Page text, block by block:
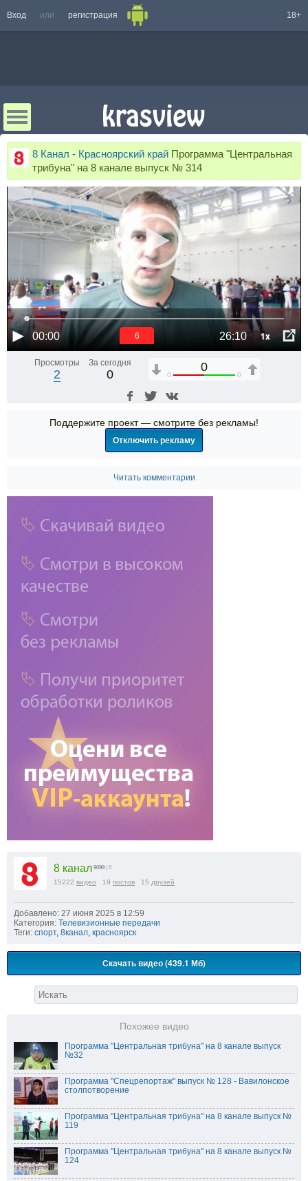
Вход или регистрация 18+
8 Канал - Красноярский край Программа "Центральная
трибуна" на 8 канале выпуск № 314
00:00 26:10 1x
6
Просмотры
2
За сегодня
0
0
0 0
Поддержите проект — смотрите без рекламы!
Отключить рекламу
Читать комментарии
8 канал 9099 | 0
15222 видео 19 постов 15 друзей
Добавлено: 27 июня 2025 в 12:59
Категория: Телевизионные передачи
Теги: спорт, 8канал, красноярск
Скачать видео (439.1 Мб)
Похожее видео
Программа "Центральная трибуна" на 8 канале выпуск
№32
Программа "Спецрепортаж" выпуск № 128 - Вавилонское
столпотворение
Программа "Центральная трибуна" на 8 канале выпуск №
119
Программа "Центральная трибуна" на 8 канале выпуск №
124